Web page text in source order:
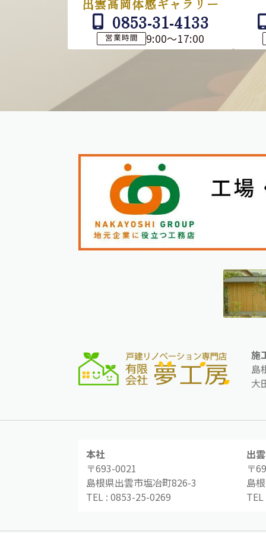
出雲高岡体感ギャラリー
0853-31-4133
営業時間 9:00～17:00
施
島
大
本社
〒693-0021
島根県出雲市塩冶町826-3
TEL : 0853-25-0269
出
〒
島